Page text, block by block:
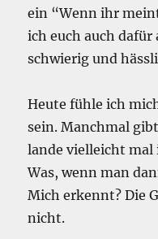
ein “Wenn ihr
ich euch auch dafür
schwierig und
Heute fühle ich
sein. Manchmal
lande vielleicht
Was, wenn man
Mich erkennt? Die
nicht.